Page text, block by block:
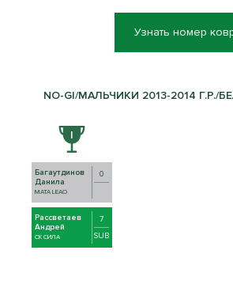
Узнать номер
NO-GI/МАЛЬЧИКИ 2013-2014
Багаутдинов
Данила
MATA LEAO
0
Рассветаев
Андрей
СК СИЛА
7
SUB